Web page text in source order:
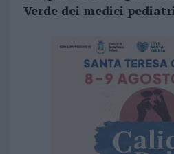
Verde dei medici